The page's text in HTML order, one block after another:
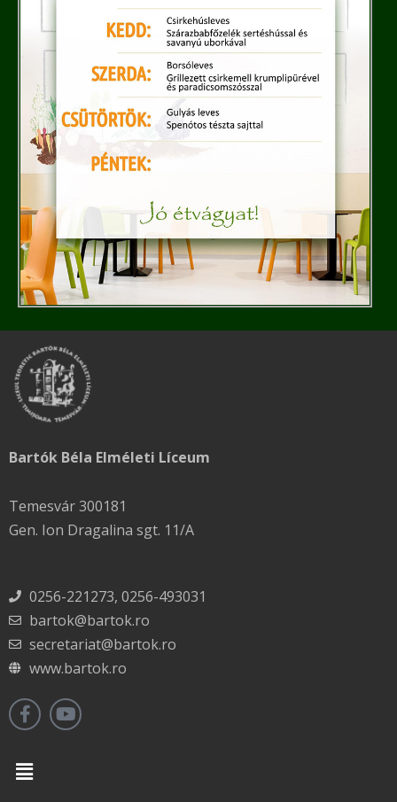
Bartók Béla Elméleti Líceum
Temesvár 300181
Gen. Ion Dragalina sgt. 11/A
0256-221273, 0256-493031
bartok@bartok.ro
secretariat@bartok.ro
www.bartok.ro
Menu